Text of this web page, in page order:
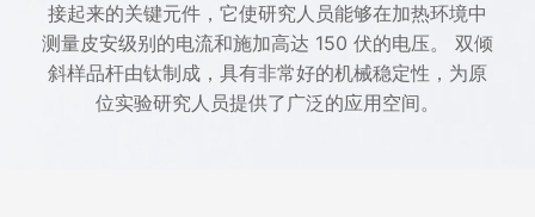
接起来的关键元件，它使研究人员能够在加热环境中
测量皮安级别的电流和施加高达 150 伏的电压。 双倾
斜样品杆由钛制成，具有非常好的机械稳定性，为原
位实验研究人员提供了广泛的应用空间。